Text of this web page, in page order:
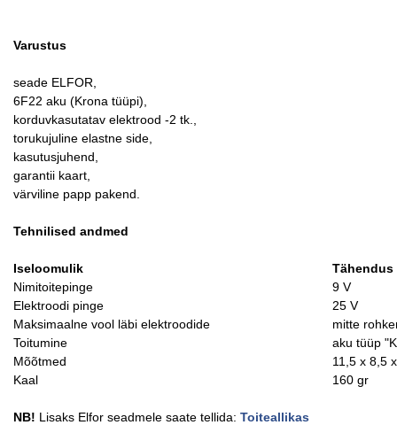
Varustus
seade ELFOR,
6F22 aku (Krona tüüpi),
korduvkasutatav elektrood -2 tk.,
torukujuline elastne side,
kasutusjuhend,
garantii kaart,
värviline papp pakend.
Tehnilised andmed
Iseloomulik
Tähendus
Nimitoitepinge
9 V
Elektroodi pinge
25 V
Maksimaalne vool läbi elektroodide
mitte
Toitumine
aku tüüp
Mõõtmed
11,5 x 8,5
Kaal
160 gr
NB! Lisaks Elfor seadmele saate tellida: Toiteallikas